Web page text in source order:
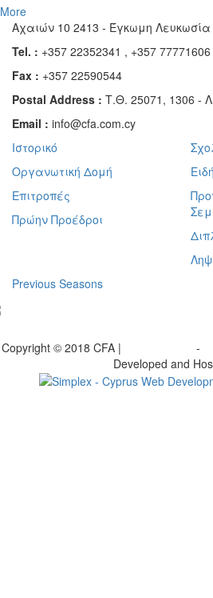
More
Αχαιών 10 2413 - Έγκωμη
Tel. : +357 22352341 , +357 77771606
Fax : +357 22590544
Postal Address : Τ.Θ. 25071, 1306 -
Email : info@cfa.com.cy
Ιστορικό
Οργανωτική Δομή
Επιτροπές
Πρώην Προέδροι
Previous Seasons
Copyright © 2018 CFA | -
Developed and